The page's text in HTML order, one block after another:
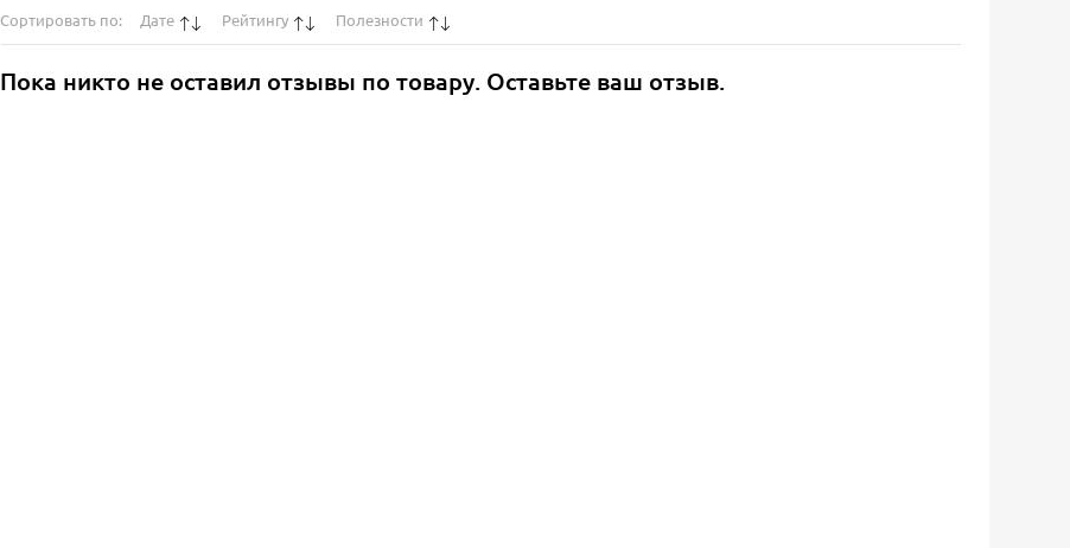
Сортировать по: Дате Рейтингу Полезности
Пока никто не оставил отзывы по товару. Оставьте ваш отзыв.